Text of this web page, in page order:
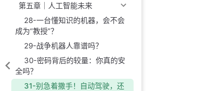
第五章｜人工智能未来
28-一台懂知识的机器，会不会
成为“教授”？
29-战争机器人靠谱吗？
30-密码背后的较量：你真的安
全吗？
31-别急着撒手！自动驾驶，还